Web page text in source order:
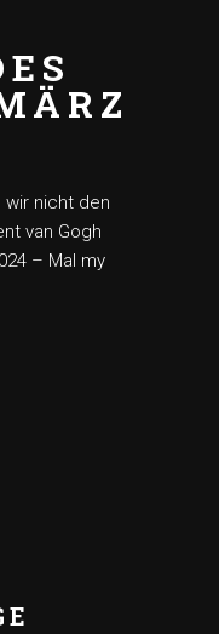
wir nicht den
van Gogh
– Mal my